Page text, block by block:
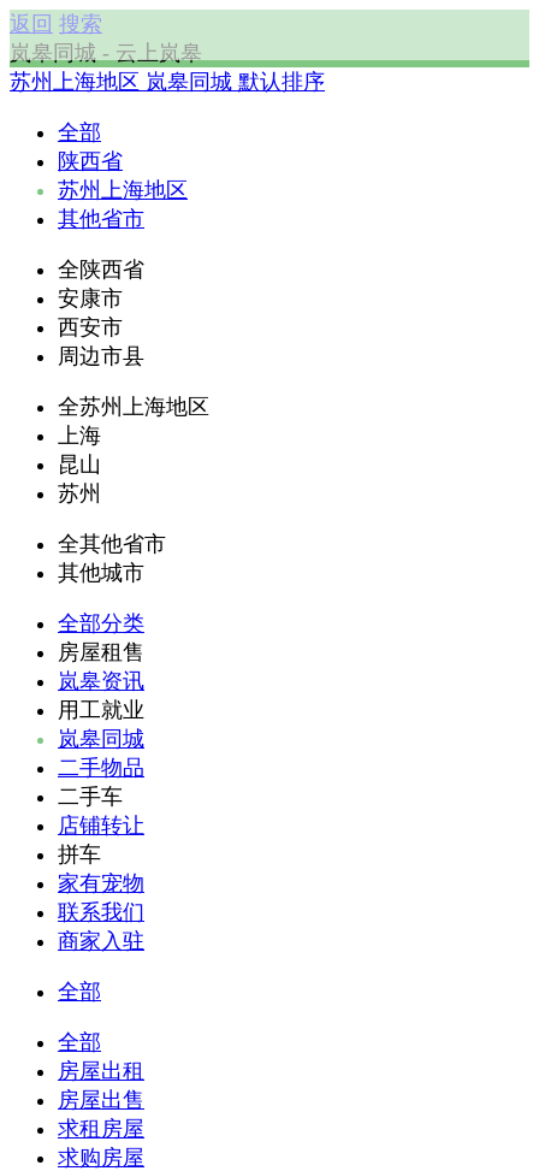
返回 搜索
岚皋同城 - 云上岚皋
苏州上海地区 岚皋同城 默认排序
全部
陕西省
苏州上海地区
其他省市
全陕西省
安康市
西安市
周边市县
全苏州上海地区
上海
昆山
苏州
全其他省市
其他城市
全部分类
房屋租售
岚皋资讯
用工就业
岚皋同城
二手物品
二手车
店铺转让
拼车
家有宠物
联系我们
商家入驻
全部
全部
房屋出租
房屋出售
求租房屋
求购房屋